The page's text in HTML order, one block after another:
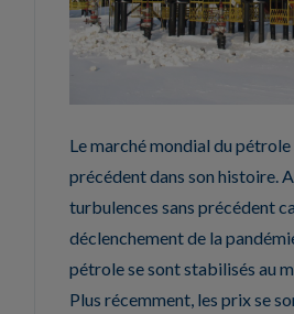
Le marché mondial du pétrole
précédent dans son histoire.
turbulences sans précédent
déclenchement de la
pétrole se sont stabilisés au
Plus récemment, les prix se